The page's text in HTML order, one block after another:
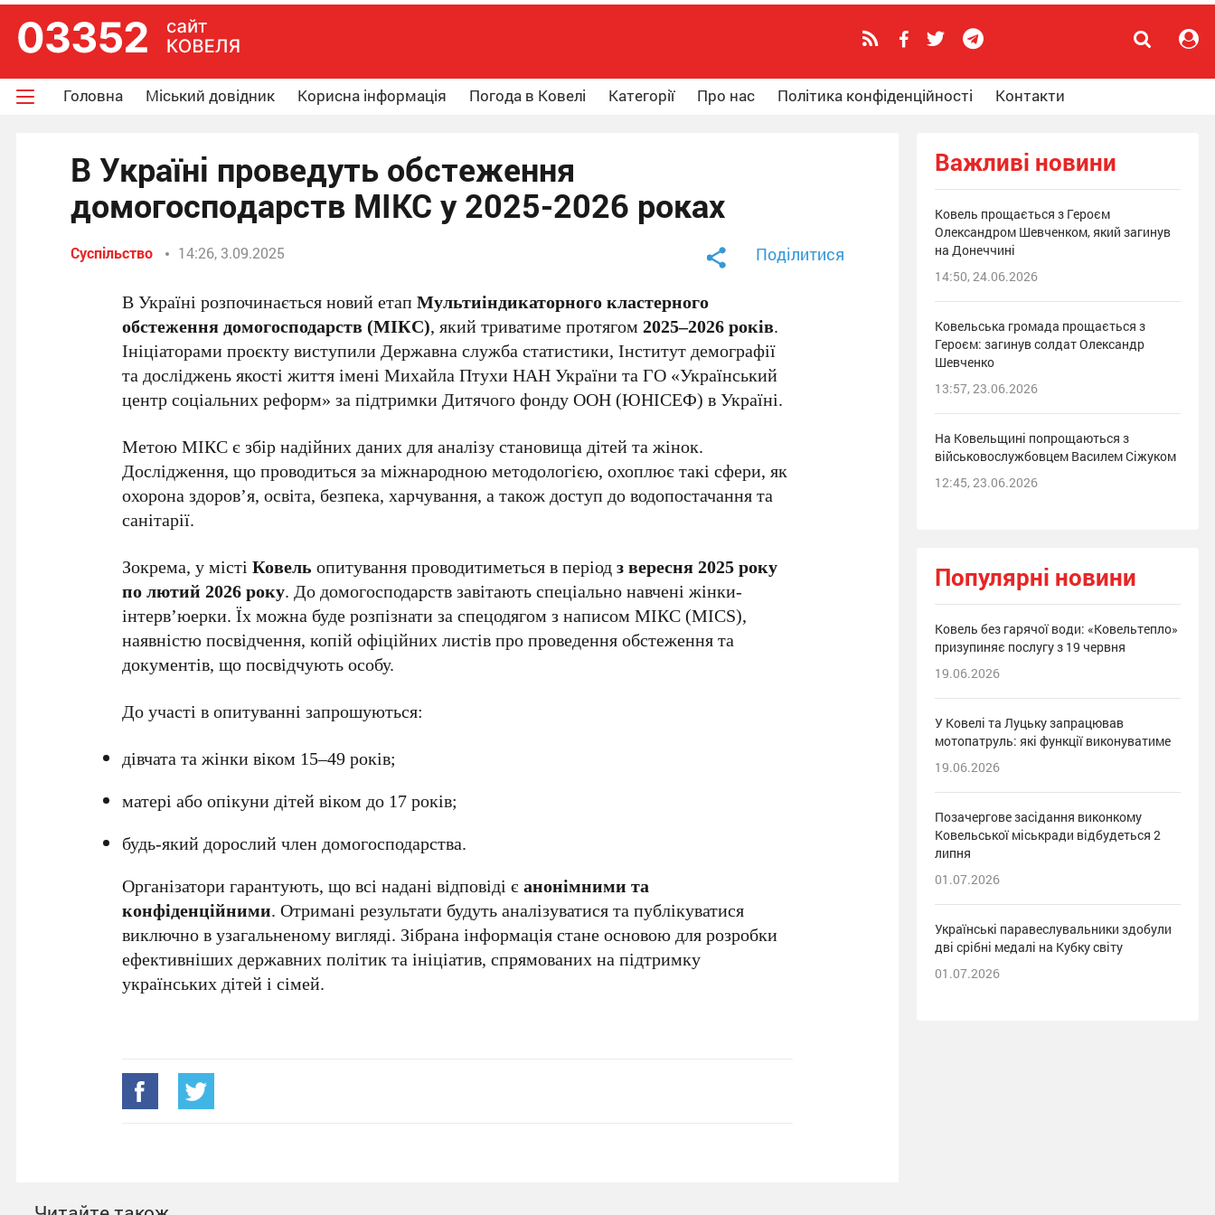
Головна Міський довідник Корисна інформація Погода в Ковелі Категорії Про нас Політика конфіденційності Контакти
В Україні проведуть обстеження
домогосподарств МІКС у 2025-2026 роках
Суспільство 14:26, 3.09.2025 Поділитися
В Україні розпочинається новий етапМультиіндикаторного кластерного
обстеження домогосподарств (МІКС), який триватиме протягом2025–2026 років.
Ініціаторами проєкту виступили Державна служба статистики, Інститут демографії
та досліджень якості життя імені Михайла Птухи НАН України та ГО «Український
центр соціальних реформ» за підтримки Дитячого фонду ООН (ЮНІСЕФ) в Україні.
Метою МІКС є збір надійних даних для аналізу становища дітей та жінок.
Дослідження, що проводиться за міжнародною методологією, охоплює такі сфери, як
охорона здоров’я, освіта, безпека, харчування, а також доступ до водопостачання та
санітарії.
Зокрема, у містіКовель опитування проводитиметься в періодз вересня 2025 року
по лютий 2026 року. До домогосподарств завітають спеціально навчені жінки-
інтерв’юерки. Їх можна буде розпізнати за спецодягом з написом МІКС (MICS),
наявністю посвідчення, копій офіційних листів про проведення обстеження та
документів, що посвідчують особу.
До участі в опитуванні запрошуються:
дівчата та жінки віком 15–49 років;
матері або опікуни дітей віком до 17 років;
будь-який дорослий член домогосподарства.
Організатори гарантують, що всі надані відповіді єанонімними та
конфіденційними. Отримані результати будуть аналізуватися та публікуватися
виключно в узагальненому вигляді. Зібрана інформація стане основою для розробки
ефективніших державних політик та ініціатив, спрямованих на підтримку
українських дітей і сімей.
Важливі новини
Ковель прощається з Героєм
Олександром Шевченком, який загинув
на Донеччині
14:50, 24.06.2026
Ковельська громада прощається з
Героєм: загинув солдат Олександр
Шевченко
13:57, 23.06.2026
На Ковельщині попрощаються з
військовослужбовцем Василем Сіжуком
12:45, 23.06.2026
Популярні новини
Ковель без гарячої води: «Ковельтепло»
призупиняє послугу з 19 червня
19.06.2026
У Ковелі та Луцьку запрацював
мотопатруль: які функції виконуватиме
19.06.2026
Позачергове засідання виконкому
Ковельської міськради відбудеться 2
липня
01.07.2026
Українські паравеслувальники здобули
дві срібні медалі на Кубку світу
01.07.2026